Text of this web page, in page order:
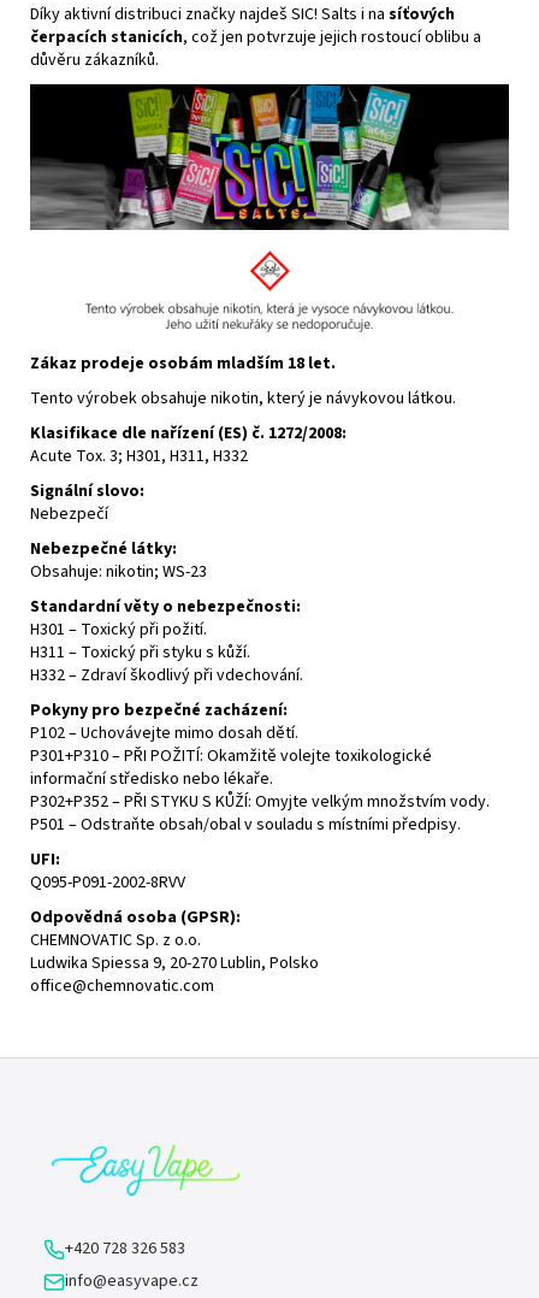
Díky aktivní distribuci značky najdeš SIC! Salts i na síťových
čerpacích stanicích, což jen potvrzuje jejich rostoucí oblibu a
důvěru zákazníků.
Zákaz prodeje osobám mladším 18 let.
Tento výrobek obsahuje nikotin, který je návykovou látkou.
Klasifikace dle nařízení (ES) č. 1272/2008:
Acute Tox. 3; H301, H311, H332
Signální slovo:
Nebezpečí
Nebezpečné látky:
Obsahuje: nikotin; WS-23
Standardní věty o nebezpečnosti:
H301 – Toxický při požití.
H311 – Toxický při styku s kůží.
H332 – Zdraví škodlivý při vdechování.
Pokyny pro bezpečné zacházení:
P102 – Uchovávejte mimo dosah dětí.
P301+P310 – PŘI POŽITÍ: Okamžitě volejte toxikologické
informační středisko nebo lékaře.
P302+P352 – PŘI STYKU S KŮŽÍ: Omyjte velkým množstvím vody.
P501 – Odstraňte obsah/obal v souladu s místními předpisy.
UFI:
Q095-P091-2002-8RVV
Odpovědná osoba (GPSR):
CHEMNOVATIC Sp. z o.o.
Ludwika Spiessa 9, 20-270 Lublin, Polsko
office@chemnovatic.com
+420 728 326 583
info@easyvape.cz